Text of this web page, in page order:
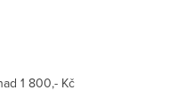
1 800,- Kč